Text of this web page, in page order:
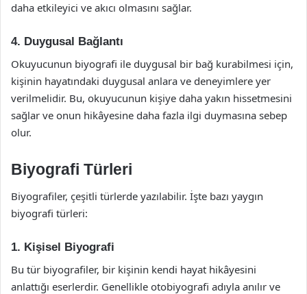
daha etkileyici ve akıcı olmasını sağlar.
4. Duygusal Bağlantı
Okuyucunun biyografi ile duygusal bir bağ kurabilmesi için,
kişinin hayatındaki duygusal anlara ve deneyimlere yer
verilmelidir. Bu, okuyucunun kişiye daha yakın hissetmesini
sağlar ve onun hikâyesine daha fazla ilgi duymasına sebep
olur.
Biyografi Türleri
Biyografiler, çeşitli türlerde yazılabilir. İşte bazı yaygın
biyografi türleri:
1. Kişisel Biyografi
Bu tür biyografiler, bir kişinin kendi hayat hikâyesini
anlattığı eserlerdir. Genellikle otobiyografi adıyla anılır ve